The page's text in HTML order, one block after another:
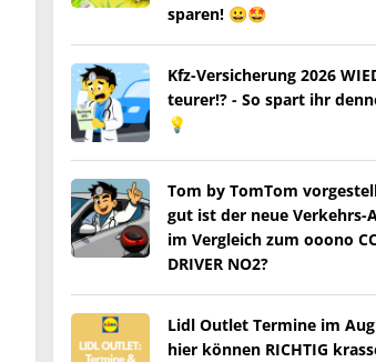
sparen! 😀🤩
Kfz-Versicherung 2026
teurer!? - So spart ihr
💡
Tom by TomTom
gut ist der neue Verkehrs-
im Vergleich zum ooono
DRIVER NO2?
Lidl Outlet Termine im
hier können RICHTIG